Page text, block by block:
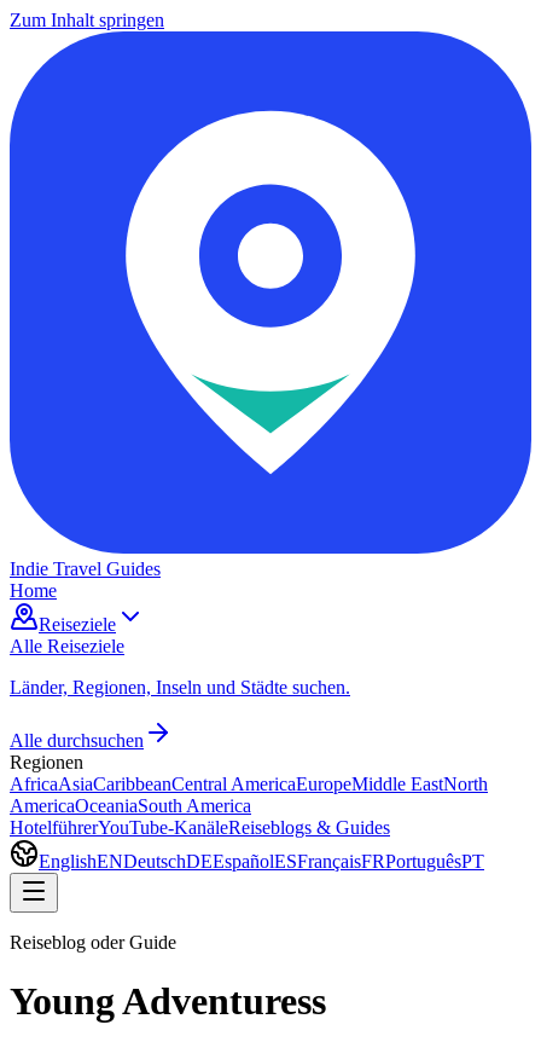
Zum Inhalt springen
Indie Travel Guides
Home
Reiseziele
Alle Reiseziele
Länder, Regionen, Inseln und Städte suchen.
Alle durchsuchen
Regionen
AfricaAsiaCaribbeanCentral AmericaEuropeMiddle EastNorth
AmericaOceaniaSouth America
HotelführerYouTube-KanäleReiseblogs & Guides
EnglishENDeutschDEEspañolESFrançaisFRPortuguêsPT
Reiseblog oder Guide
Young Adventuress